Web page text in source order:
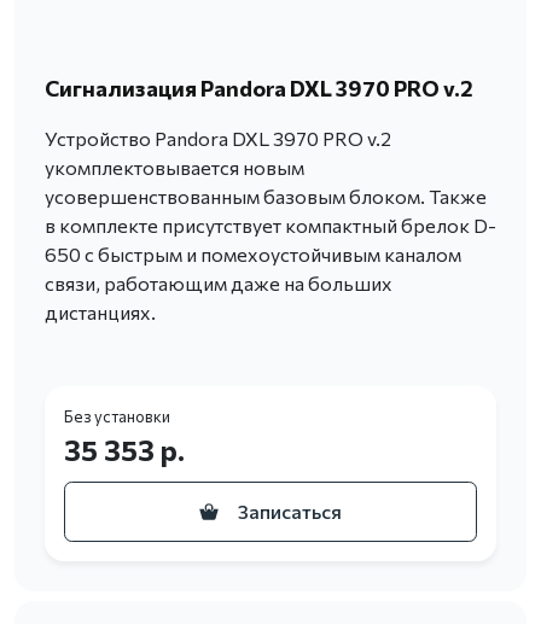
Сигнализация Pandora DXL 3970 PRO v.2
Устройство Pandora DXL 3970 PRO v.2
укомплектовывается новым
усовершенствованным базовым блоком. Также
в комплекте присутствует компактный брелок D-
650 с быстрым и помехоустойчивым каналом
связи, работающим даже на больших
дистанциях.
Без установки
35 353 р.
Записаться